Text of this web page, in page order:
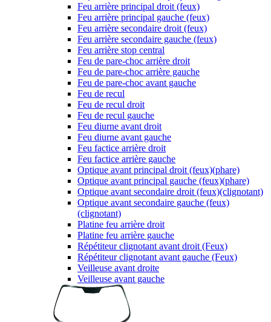
Feu arrière principal droit (feux)
Feu arrière principal gauche (feux)
Feu arrière secondaire droit (feux)
Feu arrière secondaire gauche (feux)
Feu arrière stop central
Feu de pare-choc arrière droit
Feu de pare-choc arrière gauche
Feu de pare-choc avant gauche
Feu de recul
Feu de recul droit
Feu de recul gauche
Feu diurne avant droit
Feu diurne avant gauche
Feu factice arrière droit
Feu factice arrière gauche
Optique avant principal droit (feux)(phare)
Optique avant principal gauche (feux)(phare)
Optique avant secondaire droit (feux)(clignotant)
Optique avant secondaire gauche (feux)
(clignotant)
Platine feu arrière droit
Platine feu arrière gauche
Répétiteur clignotant avant droit (Feux)
Répétiteur clignotant avant gauche (Feux)
Veilleuse avant droite
Veilleuse avant gauche